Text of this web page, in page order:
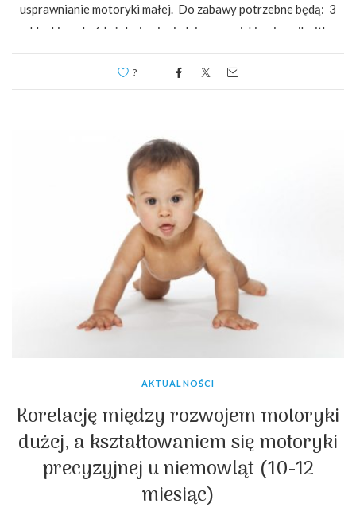
usprawnianie motoryki małej. Do zabawy potrzebne będą: 3
szklanki wody 6 łyżek siemienia lnianego niski pojemnik sitko,
chochla, szczypce, łyżka małe pojemniczki do przelewania małe
przedmioty…
?
AKTUALNOŚCI
Korelację między rozwojem motoryki
dużej, a kształtowaniem się motoryki
precyzyjnej u niemowląt (10-12
miesiąc)